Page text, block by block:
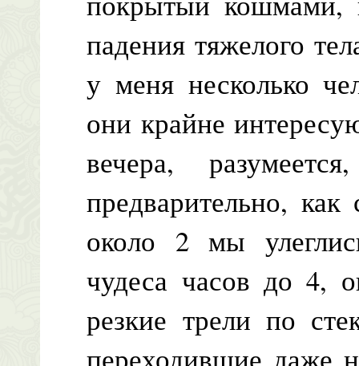
падения тяжелого
у меня несколько
они крайне
вечера,
предварительно,
около 2 мы
чудеса часов до 4,
резкие трели по
переходившие даже